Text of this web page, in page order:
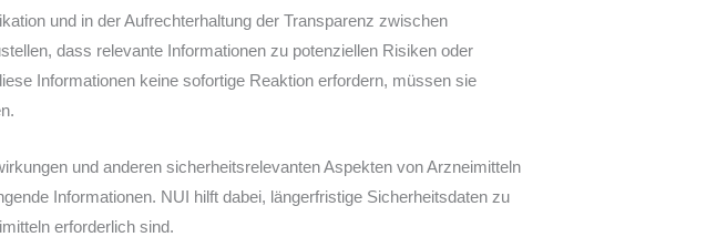
und in der Aufrechterhaltung der Transparenz zwischen
dass relevante Informationen zu potenziellen Risiken oder
Informationen keine sofortige Reaktion erfordern, müssen sie
und anderen sicherheitsrelevanten Aspekten von Arzneimitteln
Informationen. NUI hilft dabei, längerfristige Sicherheitsdaten zu
erforderlich sind.